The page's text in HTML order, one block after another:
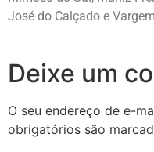
José do Calçado e
Deixe um
O seu endereço de e-
obrigatórios são